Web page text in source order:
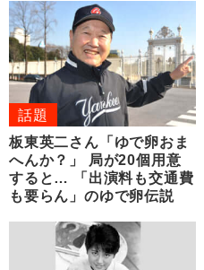
話題
板東英二さん「ゆで卵おま
へんか？」 局が20個用意
すると… 「出演料も交通費
も要らん」のゆで卵伝説